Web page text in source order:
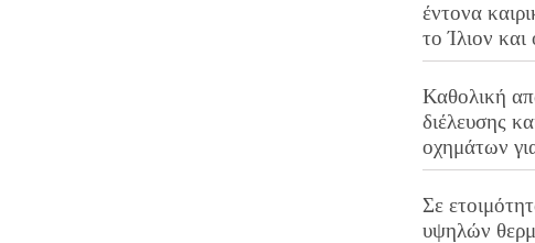
έντονα
το Ίλιον
Καθολική
διέλευσης
οχημάτων
Σε
υψηλών